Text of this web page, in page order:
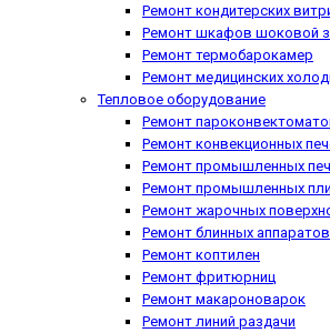
Ремонт кондитерских
Ремонт шкафов шоковой
Ремонт термобарокамер
Ремонт медицинских
Тепловое оборудование
Ремонт
Ремонт конвекционных
Ремонт промышленных
Ремонт промышленных
Ремонт жарочных
Ремонт блинных аппаратов
Ремонт коптилен
Ремонт фритюрниц
Ремонт макароноварок
Ремонт линий раздачи